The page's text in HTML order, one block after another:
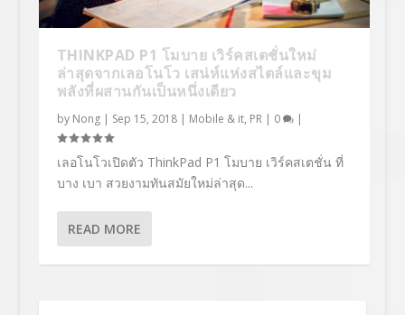
THINKPAD P1 โมบาย เวิร์คสเตชั่นใหม่
ล่าสุดจากเลอโนโว เสน่ห์แห่งสไตล์และขุม
พลังที่ผสานกันเป็นหนึ่งเดียว
by Nong| Sep 15, 2018| Mobile & it, PR| 0 |
เลอโนโวเปิดตัว ThinkPad P1 โมบาย เวิร์คสเตชั่น ที่
บาง เบา สวยงามทันสมัยใหม่ล่าสุด...
READ MORE